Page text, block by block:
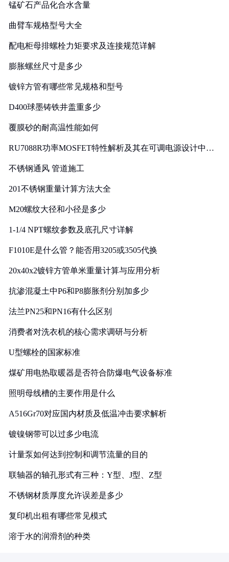
锰矿石产品化合水含量
曲臂车规格型号大全
配电柜母排螺栓力矩要求及连接规范详解
膨胀螺丝尺寸是多少
镀锌方管有哪些常见规格和型号
D400球墨铸铁井盖重多少
覆膜砂的耐高温性能如何
RU7088R功率MOSFET特性解析及其在可调电源设计中的
不锈钢通风 管道施工
201不锈钢重量计算方法大全
M20螺纹大径和小径是多少
1-1/4 NPT螺纹参数及底孔尺寸详解
F1010E是什么管？能否用3205或3505代换
20x40x2镀锌方管单米重量计算与应用分析
抗渗混凝土中P6和P8膨胀剂分别加多少
法兰PN25和PN16有什么区别
消费者对洗衣机的核心需求调研与分析
U型螺栓的国家标准
煤矿用电热取暖器是否符合防爆电气设备标准
照明母线槽的主要作用是什么
A516Gr70对应国内材质及低温冲击要求解析
镀镍钢带可以过多少电流
计量泵如何达到控制和调节流量的目的
联轴器的轴孔形式有三种：Y型、J型、Z型
不锈钢材质厚度允许误差是多少
复印机出租有哪些常见模式
溶于水的润滑剂的种类